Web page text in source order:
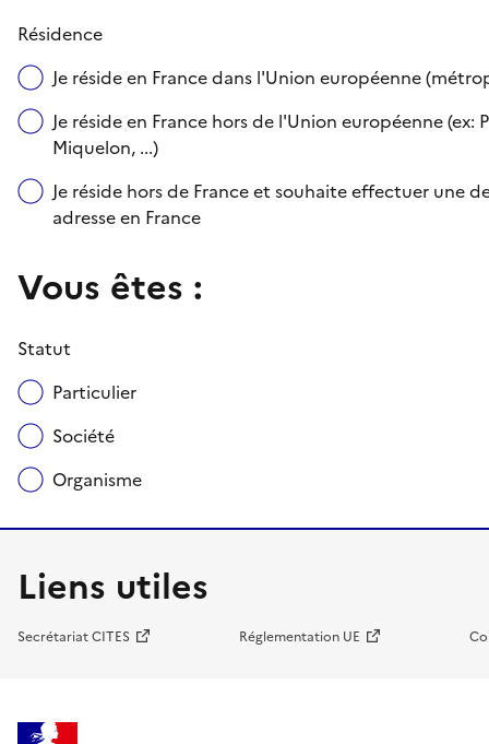
Résidence
Je réside en France dans l'Union européenne
Je réside en France hors de l'Union européenne
Miquelon, ...)
Je réside hors de France et souhaite effectuer une
adresse en France
Vous êtes :
Statut
Particulier
Société
Organisme
Liens utiles
Secrétariat CITES Réglementation UE